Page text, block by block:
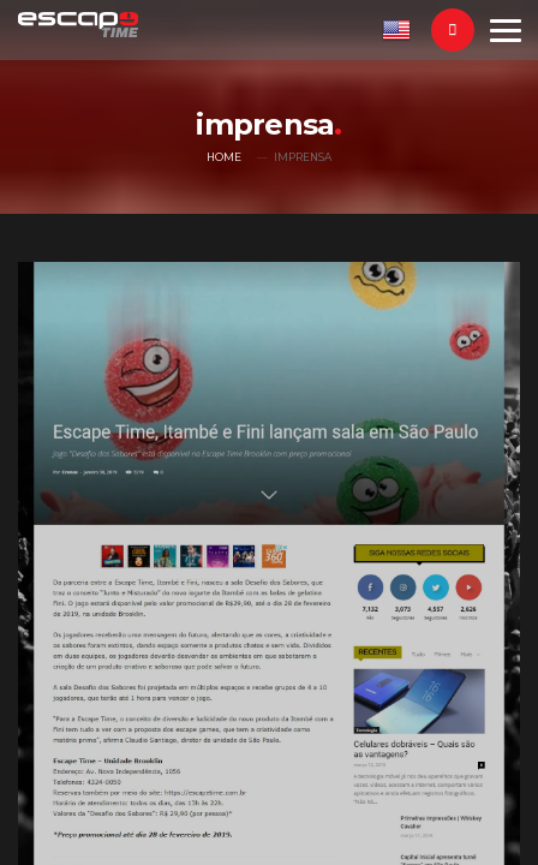
imprensa
HOME IMPRENSA